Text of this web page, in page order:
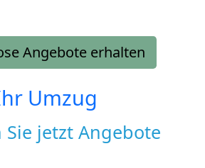
Angebote erhalten
Umzug
Sie jetzt Angebote